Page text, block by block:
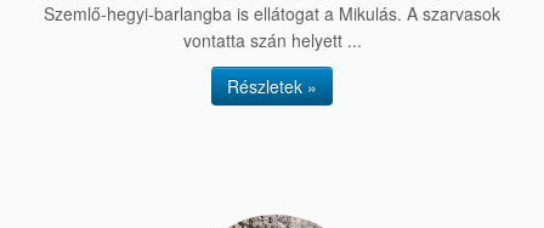
Szemlő-hegyi-barlangba is ellátogat a Mikulás. A szarvasok
vontatta szán helyett ...
Részletek »